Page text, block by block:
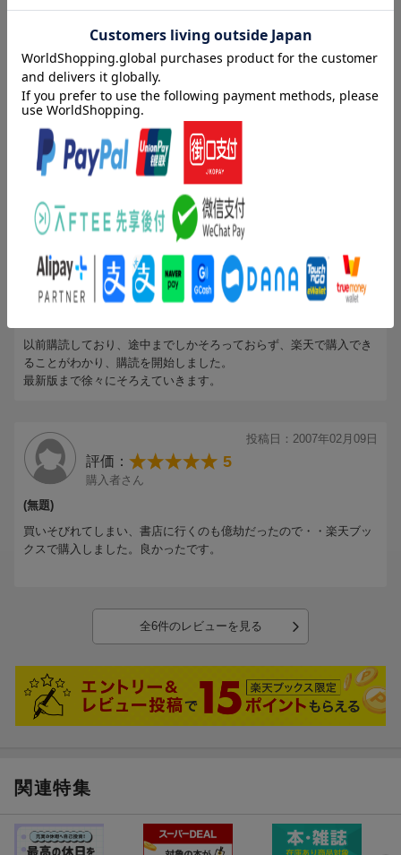
兼文化部長。温厚な性格で、常に冷静。部下からの人望が厚
い）、富井富雄（東西新聞社文化部副部長）投稿日：2021年07月18日
評価：
さすらいのマイラー
(無題)
全巻揃えたくて購入しました。
面白い内容だと思います。
投稿日：2014年03月09日
評価： 5
ｈａｇａｎｅ117
以前購読しており、途中までしかそろっておらず、楽天で購入でき
ることがわかり、購読を開始しました。
最新版まで徐々にそろえていきます。
投稿日：2007年02月09日
評価： 5
購入者さん
(無題)
買いそびれてしまい、書店に行くのも億劫だったので・・楽天ブッ
クスで購入しました。良かったです。
全6件のレビューを見る
関連特集